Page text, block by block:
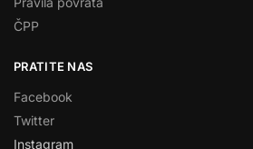
ČPP
PRATITE NAS
Facebook
Twitter
Instagram